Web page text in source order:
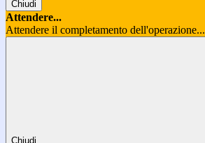
Chiudi
Attendere...
Attendere il completamento dell'operazione...
Chiudi